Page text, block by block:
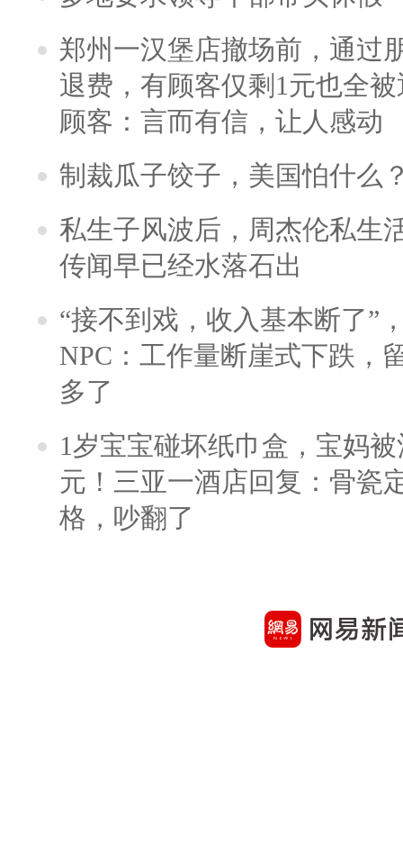
郑州一汉堡店撤场前，通过
退费，有顾客仅剩1元也全
顾客：言而有信，让人感动
制裁瓜子饺子，美国怕什么
私生子风波后，周杰伦私生
传闻早已经水落石出
“接不到戏，收入基本断了”
NPC：工作量断崖式下跌，
多了
1岁宝宝碰坏纸巾盒，宝妈
元！三亚一酒店回复：骨瓷
格，吵翻了